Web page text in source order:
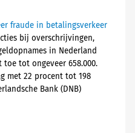
fraude in betalingsverkeer
bij overschrijvingen,
in Nederland
tot ongeveer 658.000.
met 22 procent tot 198
Bank (DNB)